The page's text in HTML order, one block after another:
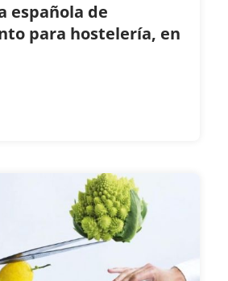
española de
para hostelería, en